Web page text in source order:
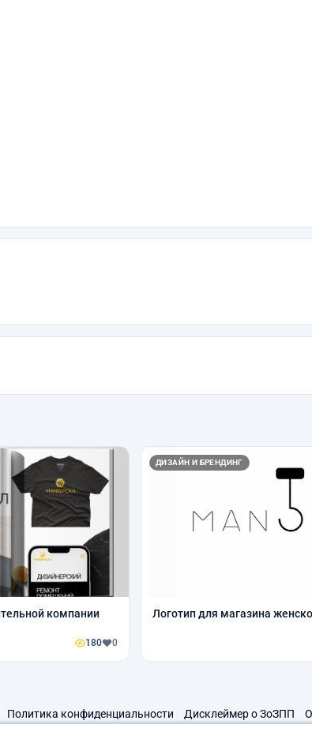
компании
180 0
ДИЗАЙН И БРЕНДИНГ
Логотип для магазина
Политика конфиденциальности Дисклеймер о ЗоЗПП